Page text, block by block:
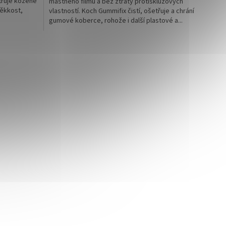
vlastností. Koch Gummifix čistí, ošetřuje a chrání
gumové koberce, rohože i další plastové a...